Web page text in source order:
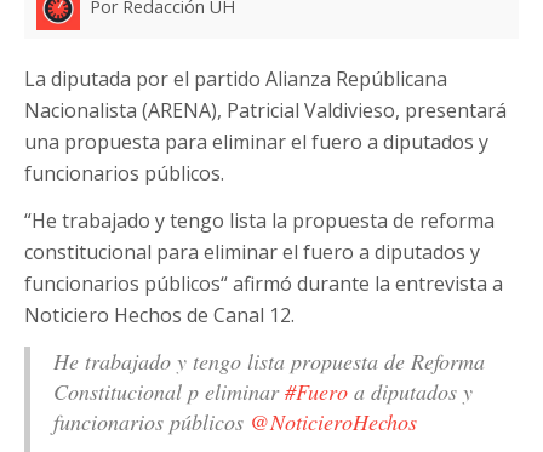
Por Redacción UH
La diputada por el partido Alianza Repúblicana
Nacionalista (ARENA), Patricial Valdivieso, presentará
una propuesta para eliminar el fuero a diputados y
funcionarios públicos.
“He trabajado y tengo lista la propuesta de reforma
constitucional para eliminar el fuero a diputados y
funcionarios públicos“ afirmó durante la entrevista a
Noticiero Hechos de Canal 12.
He trabajado y tengo lista propuesta de Reforma
Constitucional p eliminar#Fuero a diputados y
funcionarios públicos @NoticieroHechos